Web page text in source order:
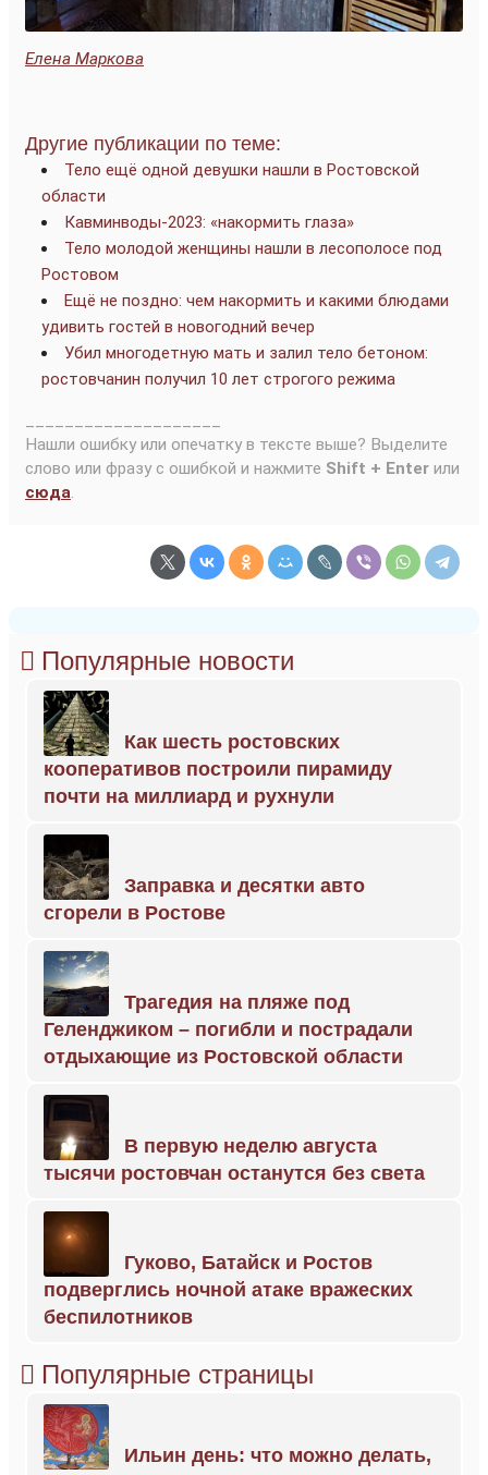
Елена Маркова
Другие публикации по теме:
Тело ещё одной девушки нашли в Ростовской
области
Кавминводы-2023: «накормить глаза»
Тело молодой женщины нашли в лесополосе под
Ростовом
Ещё не поздно: чем накормить и какими блюдами
удивить гостей в новогодний вечер
Убил многодетную мать и залил тело бетоном:
ростовчанин получил 10 лет строгого режима
Нашли ошибку или опечатку в тексте выше? Выделите
слово или фразу с ошибкой и нажмите Shift + Enter или
сюда.
Популярные новости
Как шесть ростовских
кооперативов построили пирамиду
почти на миллиард и рухнули
Заправка и десятки авто
сгорели в Ростове
Трагедия на пляже под
Геленджиком – погибли и пострадали
отдыхающие из Ростовской области
В первую неделю августа
тысячи ростовчан останутся без света
Гуково, Батайск и Ростов
подверглись ночной атаке вражеских
беспилотников
Популярные страницы
Ильин день: что можно делать,